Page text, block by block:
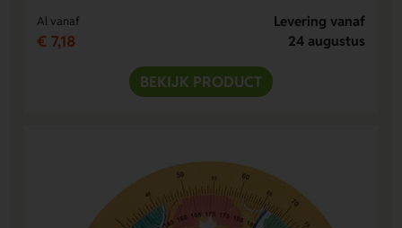
Al vanaf
€ 7,18
Levering vanaf
24 augustus
BEKIJK PRODUCT